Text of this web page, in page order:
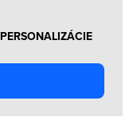
PERSONALIZÁCIE